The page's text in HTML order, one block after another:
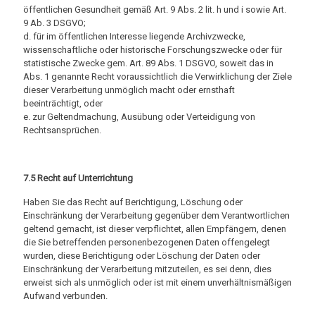
öffentlichen Gesundheit gemäß Art. 9 Abs. 2 lit. h und i sowie Art.
9 Ab. 3 DSGVO;
d. für im öffentlichen Interesse liegende Archivzwecke,
wissenschaftliche oder historische Forschungszwecke oder für
statistische Zwecke gem. Art. 89 Abs. 1 DSGVO, soweit das in
Abs. 1 genannte Recht voraussichtlich die Verwirklichung der Ziele
dieser Verarbeitung unmöglich macht oder ernsthaft
beeinträchtigt, oder
e. zur Geltendmachung, Ausübung oder Verteidigung von
Rechtsansprüchen.
7.5 Recht auf Unterrichtung
Haben Sie das Recht auf Berichtigung, Löschung oder
Einschränkung der Verarbeitung gegenüber dem Verantwortlichen
geltend gemacht, ist dieser verpflichtet, allen Empfängern, denen
die Sie betreffenden personenbezogenen Daten offengelegt
wurden, diese Berichtigung oder Löschung der Daten oder
Einschränkung der Verarbeitung mitzuteilen, es sei denn, dies
erweist sich als unmöglich oder ist mit einem unverhältnismäßigen
Aufwand verbunden.